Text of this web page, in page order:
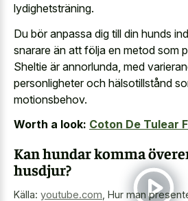
lydighetsträning.
Du bör anpassa dig till din hunds
snarare än att följa en metod som
Sheltie är annorlunda, med
personligheter och hälsotillstånd
motionsbehov.
Worth a look: Coton De Tulear
Kan hundar komma
husdjur?
Källa: youtube.com Hur man